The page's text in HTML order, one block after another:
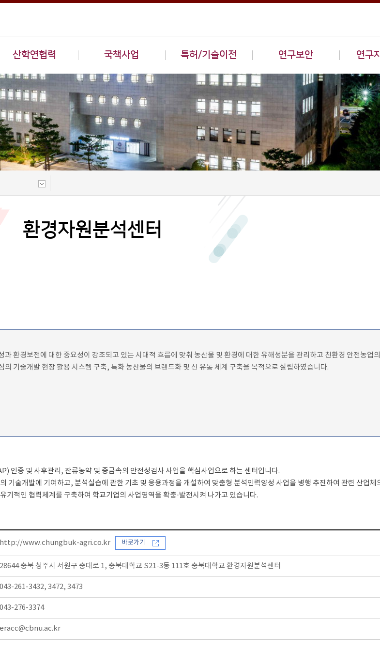
산학연협력 국책사업 특허/기술이전 연구보안 연구
환경자원분석센터
과 환경보전에 대한 중요성이 강조되고 있는 시대적 흐름에 맞춰 농산물 및 환경에 대한 유해성분을 관리하고 친환경 안전농업
의 기술개발 현장 활용 시스템 구축, 특화 농산물의 브랜드화 및 신 유통 체계 구축을 목적으로 설립하였습니다.
인증 및 사후관리, 잔류농약 및 중금속의 안전성검사 사업을 핵심사업으로 하는 센터입니다.
기술개발에 기여하고, 분석실습에 관한 기초 및 응용과정을 개설하여 맞춤형 분석인력양성 사업을 병행 추진하여 관련 산업체
적인 협력체계를 구축하여 학교기업의 사업영역을 확충·발전시켜 나가고 있습니다.
http://www.chungbuk-agri.co.kr 바로가기
28644 충북 청주시 서원구 충대로 1, 충북대학교 S21-3동 111호 충북대학교 환경자원분석센터
043-261-3432, 3472, 3473
043-276-3374
eracc@cbnu.ac.kr